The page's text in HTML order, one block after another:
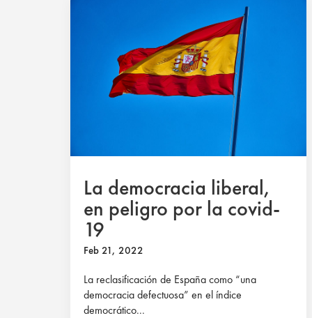
La democracia liberal,
en peligro por la covid-
19
Feb 21, 2022
La reclasificación de España como “una
democracia defectuosa” en el índice
democrático...